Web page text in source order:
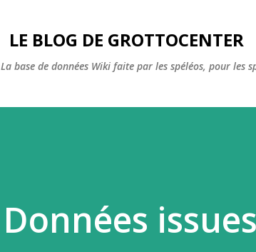
LE BLOG DE GROTTOCENTER
La base de données Wiki faite par les spéléos, pour les
Données